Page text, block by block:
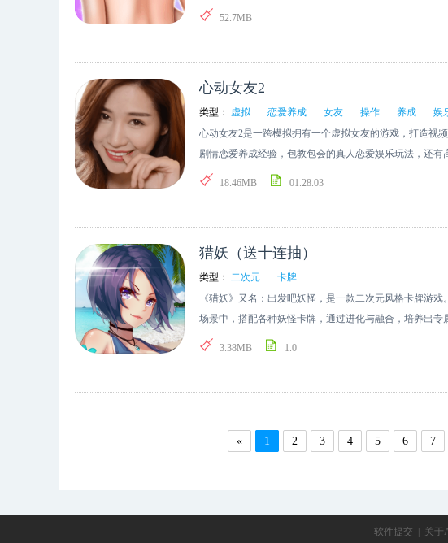
Store或者安卓市场。另外我们也有一个海量游戏下载的特
向，而是以用户体验为导向，培育主动用户。第三个我们
品，4399游戏盒到一定的用户基数之后，就会持续地滚，
双平台的平台游戏公司，通过大数据分析以及用户修改反
我们沉淀了下来冥思苦想深入到用户中去，找到感觉。更
片支持轮播展示多张2.新游tab改版，你关心的游戏动态一
版IOS版
家墨水纹身模拟制作游戏将让您成为一名出色的纹身绘画
52.7MB
心动女友2
类型： 虚拟 恋爱养成 女友 操作 养成 娱
心动女友2是一跨模拟拥有一个虚拟女友的游戏，打造视
剧情恋爱养成经验，包教包会的真人恋爱娱乐玩法，还
全掌握。
18.46MB 01.28.03
猎妖（送十连抽）
类型： 二次元
卡牌
《猎妖》又名：出发吧妖怪，是一款二次元风格卡牌游
场景中，搭配各种妖怪卡牌，通过进化与融合，培养出专
怪小队，勇闯关卡；与其他玩家一较高下，冲击排行榜，
3.38MB 1.0
« 1 2 3 4 5 6 7
软件提交 关于